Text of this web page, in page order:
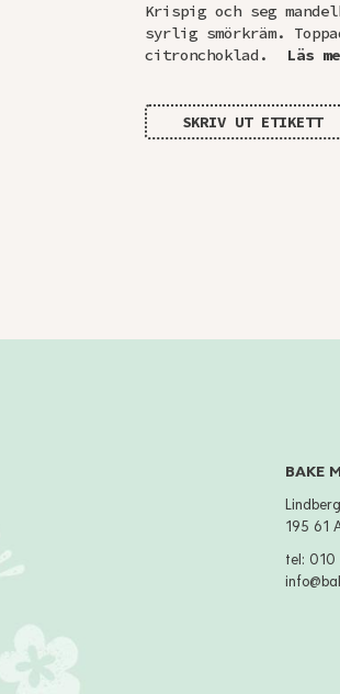
Krispig och seg
syrlig smörkräm.
citronchoklad.
Läs
SKRIV UT ETIKETT
BAKE
195 61
tel: 010